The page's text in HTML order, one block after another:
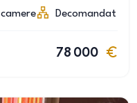
camere Decomandat
78 000